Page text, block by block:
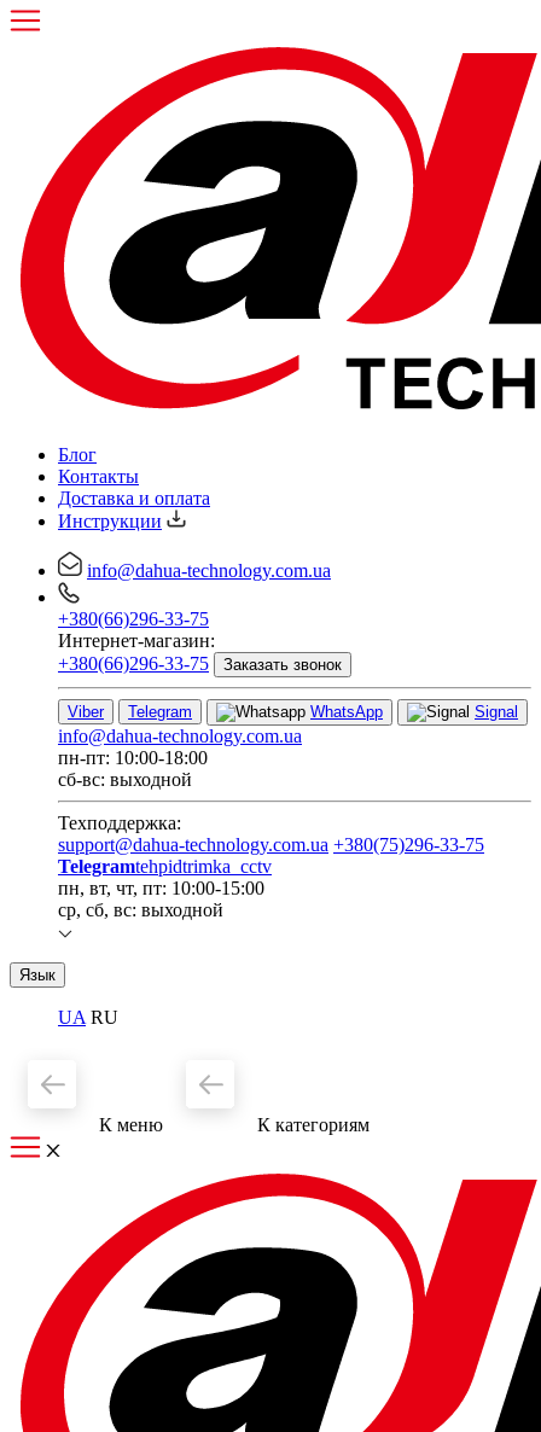
Блог
Контакты
Доставка и оплата
Инструкции
info@dahua-technology.com.ua
+380(66)296-33-75
Интернет-магазин:
+380(66)296-33-75
Заказать звонок
Viber Telegram WhatsApp Signal
info@dahua-technology.com.ua
пн-пт: 10:00-18:00
сб-вс: выходной
Техподдержка:
support@dahua-technology.com.ua +380(75)296-33-75
Telegramtehpidtrimka_cctv
пн, вт, чт, пт: 10:00-15:00
ср, сб, вс: выходной
Язык
UA RU
К меню К категориям